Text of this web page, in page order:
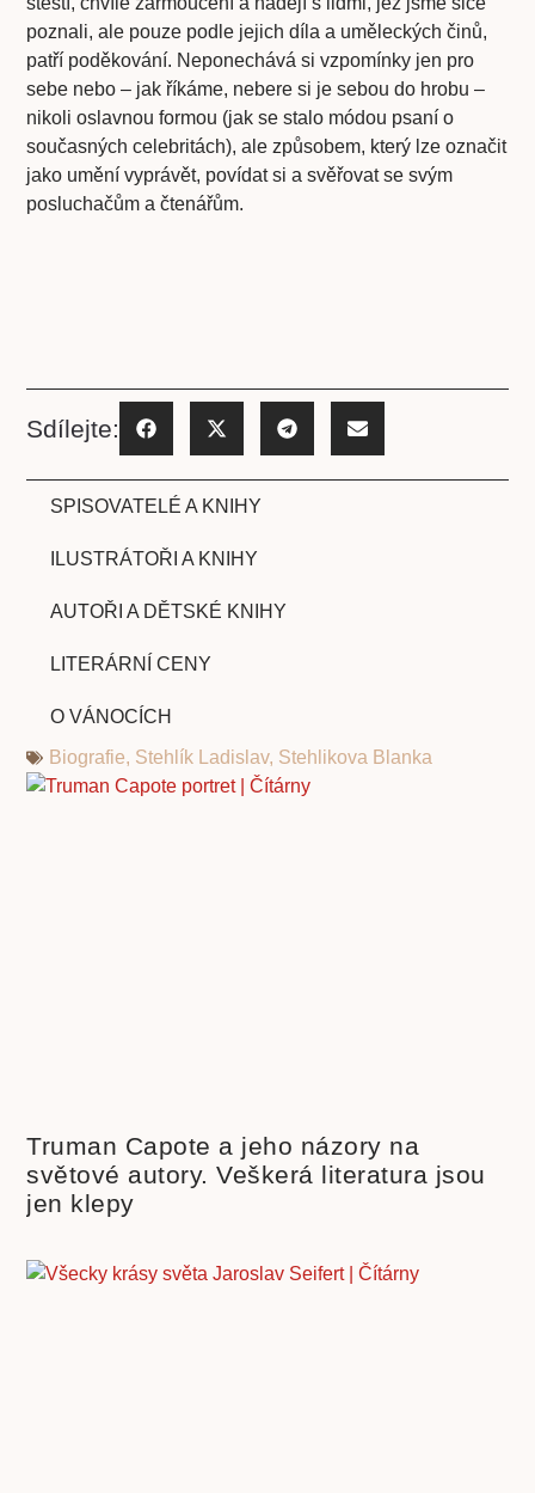
poznali, ale pouze podle jejich díla a uměleckých činů,
patří poděkování. Neponechává si vzpomínky jen pro
sebe nebo – jak říkáme, nebere si je sebou do hrobu –
nikoli oslavnou formou (jak se stalo módou psaní o
současných celebritách), ale způsobem, který lze označit
jako umění vyprávět, povídat si a svěřovat se svým
posluchačům a čtenářům.
Sdílejte:
SPISOVATELÉ A KNIHY
ILUSTRÁTOŘI A KNIHY
AUTOŘI A DĚTSKÉ KNIHY
LITERÁRNÍ CENY
O VÁNOCÍCH
Biografie, Stehlík Ladislav, Stehlikova Blanka
Truman Capote a jeho názory na
světové autory. Veškerá literatura jsou
jen klepy